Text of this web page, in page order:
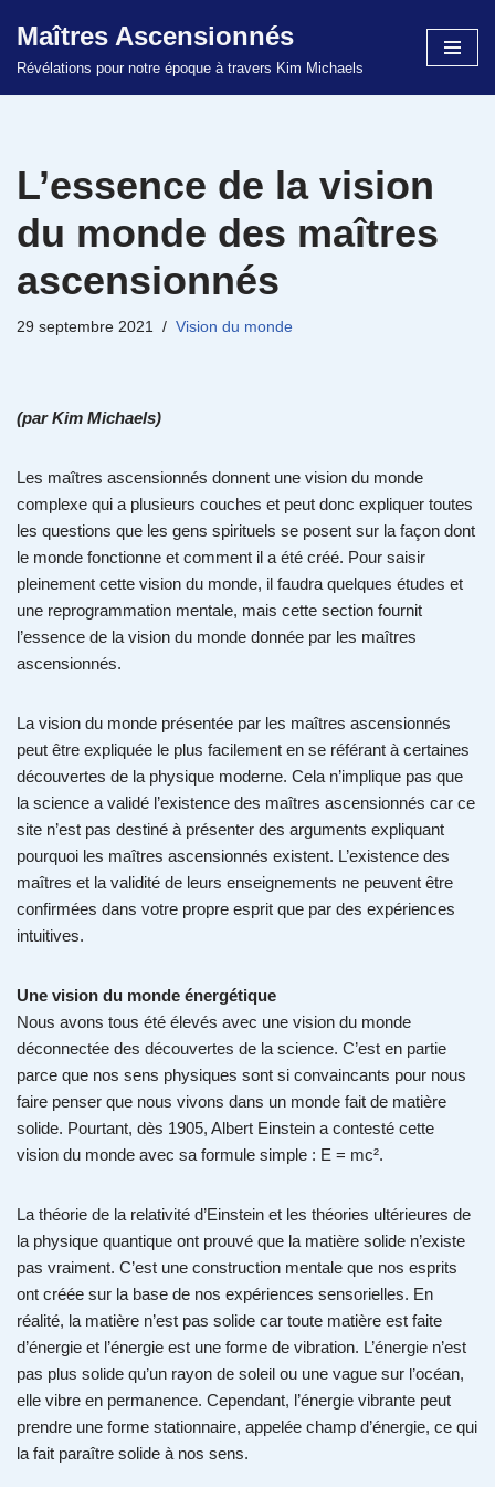
Aller
Maîtres Ascensionnés
Révélations pour notre époque à travers Kim Michaels
L’essence de la vision
du monde des maîtres
ascensionnés
29 septembre 2021 Vision du monde
(par Kim Michaels)
Les maîtres ascensionnés donnent une vision du monde
complexe qui a plusieurs couches et peut donc expliquer toutes
les questions que les gens spirituels se posent sur la façon dont
le monde fonctionne et comment il a été créé. Pour saisir
pleinement cette vision du monde, il faudra quelques études et
une reprogrammation mentale, mais cette section fournit
l’essence de la vision du monde donnée par les maîtres
ascensionnés.
La vision du monde présentée par les maîtres ascensionnés
peut être expliquée le plus facilement en se référant à certaines
découvertes de la physique moderne. Cela n’implique pas que
la science a validé l’existence des maîtres ascensionnés car ce
site n’est pas destiné à présenter des arguments expliquant
pourquoi les maîtres ascensionnés existent. L’existence des
maîtres et la validité de leurs enseignements ne peuvent être
confirmées dans votre propre esprit que par des expériences
intuitives.
Une vision du monde énergétique
Nous avons tous été élevés avec une vision du monde
déconnectée des découvertes de la science. C’est en partie
parce que nos sens physiques sont si convaincants pour nous
faire penser que nous vivons dans un monde fait de matière
solide. Pourtant, dès 1905, Albert Einstein a contesté cette
vision du monde avec sa formule simple : E = mc².
La théorie de la relativité d’Einstein et les théories ultérieures de
la physique quantique ont prouvé que la matière solide n’existe
pas vraiment. C’est une construction mentale que nos esprits
ont créée sur la base de nos expériences sensorielles. En
réalité, la matière n’est pas solide car toute matière est faite
d’énergie et l’énergie est une forme de vibration. L’énergie n’est
pas plus solide qu’un rayon de soleil ou une vague sur l’océan,
elle vibre en permanence. Cependant, l’énergie vibrante peut
prendre une forme stationnaire, appelée champ d’énergie, ce qui
la fait paraître solide à nos sens.